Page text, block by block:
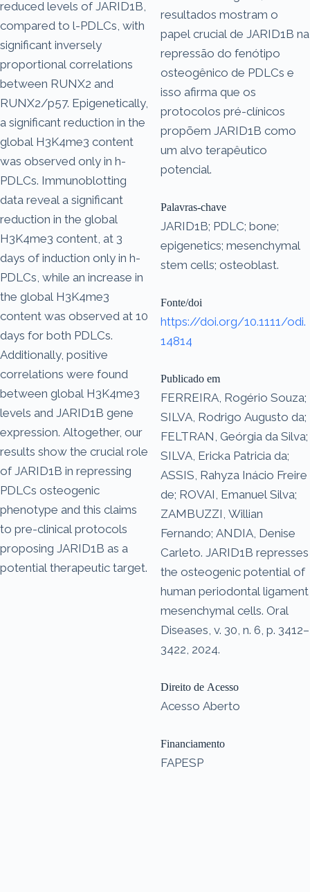
reduced levels of JARID1B,
compared to l-PDLCs, with
significant inversely
proportional correlations
between RUNX2 and
RUNX2/p57. Epigenetically,
a significant reduction in the
global H3K4me3 content
was observed only in h-
PDLCs. Immunoblotting
data reveal a significant
reduction in the global
H3K4me3 content, at 3
days of induction only in h-
PDLCs, while an increase in
the global H3K4me3
content was observed at 10
days for both PDLCs.
Additionally, positive
correlations were found
between global H3K4me3
levels and JARID1B gene
expression. Altogether, our
results show the crucial role
of JARID1B in repressing
PDLCs osteogenic
phenotype and this claims
to pre-clinical protocols
proposing JARID1B as a
potential therapeutic target.
resultados mostram o
papel crucial de JARID1B na
repressão do fenótipo
osteogênico de PDLCs e
isso afirma que os
protocolos pré-clínicos
propõem JARID1B como
um alvo terapêutico
potencial.
Palavras-chave
JARID1B; PDLC; bone;
epigenetics; mesenchymal
stem cells; osteoblast.
Fonte/doi
https://doi.org/10.1111/odi.
14814
Publicado em
FERREIRA, Rogério Souza;
SILVA, Rodrigo Augusto da;
FELTRAN, Geórgia da Silva;
SILVA, Ericka Patricia da;
ASSIS, Rahyza Inácio Freire
de; ROVAI, Emanuel Silva;
ZAMBUZZI, Willian
Fernando; ANDIA, Denise
Carleto. JARID1B represses
the osteogenic potential of
human periodontal ligament
mesenchymal cells. Oral
Diseases, v. 30, n. 6, p. 3412–
3422, 2024.
Direito de Acesso
Acesso Aberto
Financiamento
FAPESP